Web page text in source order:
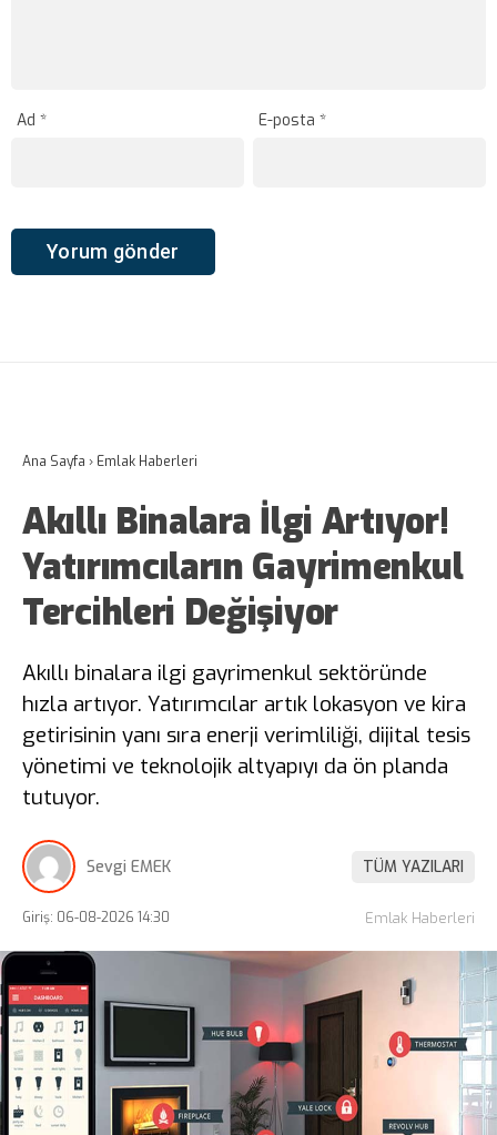
Ad * E-posta*
Ana Sayfa › Emlak Haberleri
Akıllı Binalara İlgi Artıyor!
Yatırımcıların Gayrimenkul
Tercihleri Değişiyor
Akıllı binalara ilgi gayrimenkul sektöründe
hızla artıyor. Yatırımcılar artık lokasyon ve kira
getirisinin yanı sıra enerji verimliliği, dijital tesis
yönetimi ve teknolojik altyapıyı da ön planda
tutuyor.
Sevgi EMEK TÜM YAZILARI
Giriş: 06-08-2026 14:30 Emlak Haberleri